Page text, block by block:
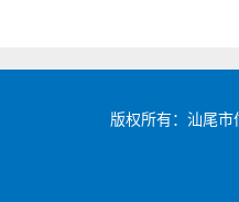
版权所有：汕尾